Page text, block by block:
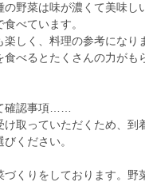
の野菜は味が濃くて美味し
食べています。
楽しく、料理の参考になり
食べるとたくさんの力がも
確認事項……
け取っていただくため、
ください。
づくりをしております。